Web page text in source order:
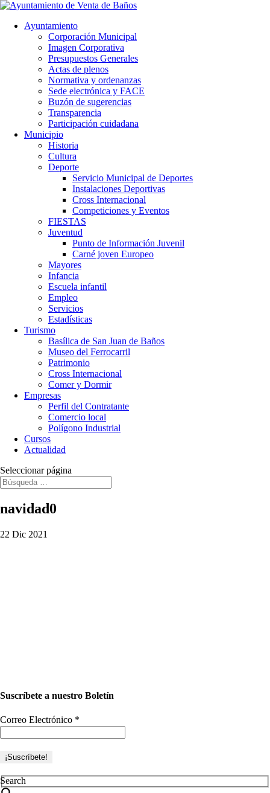
Ayuntamiento
Corporación Municipal
Imagen Corporativa
Presupuestos Generales
Actas de plenos
Normativa y ordenanzas
Sede electrónica y FACE
Buzón de sugerencias
Transparencia
Participación cuidadana
Municipio
Historia
Cultura
Deporte
Servicio Municipal de Deportes
Instalaciones Deportivas
Cross Internacional
Competiciones y Eventos
FIESTAS
Juventud
Punto de Información Juvenil
Carné joven Europeo
Mayores
Infancia
Escuela infantil
Empleo
Servicios
Estadísticas
Turismo
Basílica de San Juan de Baños
Museo del Ferrocarril
Patrimonio
Cross Internacional
Comer y Dormir
Empresas
Perfil del Contratante
Comercio local
Polígono Industrial
Cursos
Actualidad
Seleccionar página
navidad0
22 Dic 2021
Suscríbete a nuestro Boletín
Correo Electrónico *
Search